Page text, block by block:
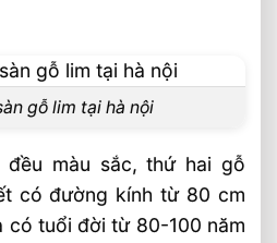
gỗ lim tại hà nội
màu sắc, thứ hai gỗ
có đường kính từ 80 cm
có tuổi đời từ 80-100 năm